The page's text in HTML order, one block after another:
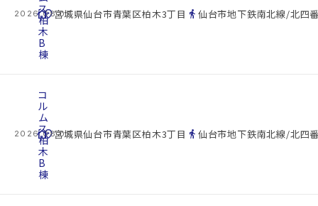
2026.08.07
cottage
ス
柏
木
B
棟
location_on宮城県仙台市青葉区柏木3丁目 directions_walk 仙台市地下鉄南北線/北四
2026.08.07
cottage
コ
ル
ム
ス
柏
木
B
棟
location_on宮城県仙台市青葉区柏木3丁目 directions_walk 仙台市地下鉄南北線/北四